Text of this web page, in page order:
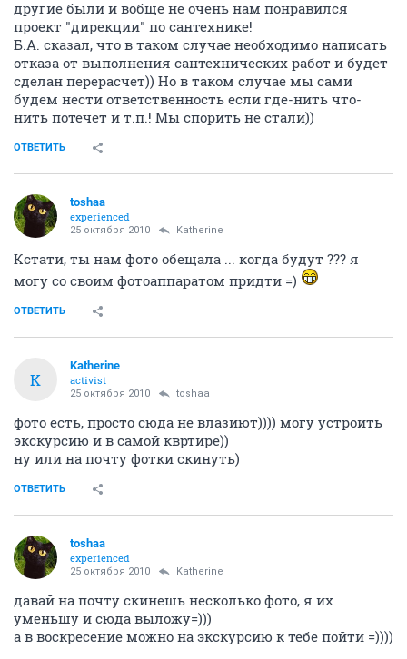
другие были и вобще не очень нам понравился
проект "дирекции" по сантехнике!
Б.А. сказал, что в таком случае необходимо написать
отказа от выполнения сантехнических работ и будет
сделан перерасчет)) Но в таком случае мы сами
будем нести ответственность если где-нить что-
нить потечет и т.п.! Мы спорить не стали))
ОТВЕТИТЬ
toshaa
experienced
25 октября 2010 Katherine
Кстати, ты нам фото обещала ... когда будут ??? я
могу со своим фотоаппаратом придти =)
ОТВЕТИТЬ
K
Katherine
activist
25 октября 2010 toshaa
фото есть, просто сюда не влазиют)))) могу устроить
экскурсию и в самой квртире))
ну или на почту фотки скинуть)
ОТВЕТИТЬ
toshaa
experienced
25 октября 2010 Katherine
давай на почту скинешь несколько фото, я их
уменьшу и сюда выложу=)))
а в воскресение можно на экскурсию к тебе пойти =))))